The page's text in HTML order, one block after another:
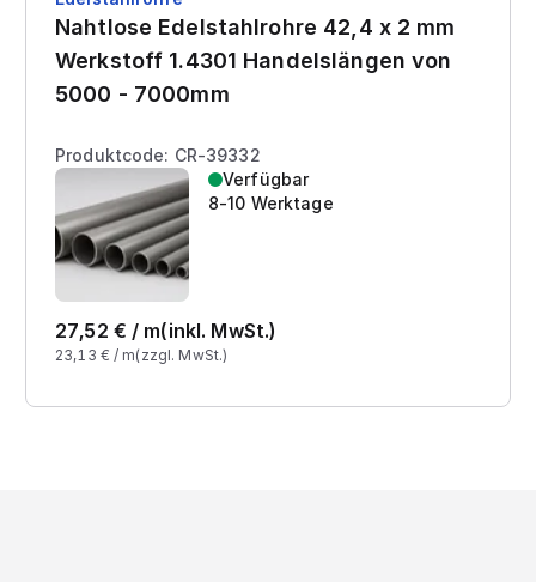
Nahtlose Edelstahlrohre 42,4 x 2 mm
Werkstoff 1.4301 Handelslängen von
5000 - 7000mm
Produktcode: CR-39332
Verfügbar
8-10 Werktage
27,52 € / m(inkl. MwSt.)
23,13 € / m(zzgl. MwSt.)